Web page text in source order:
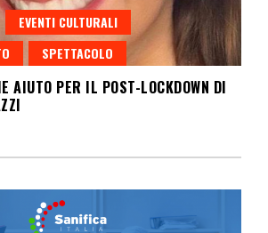
EVENTI CULTURALI
SPETTACOLO
AIUTO PER IL POST-LOCKDOWN DI